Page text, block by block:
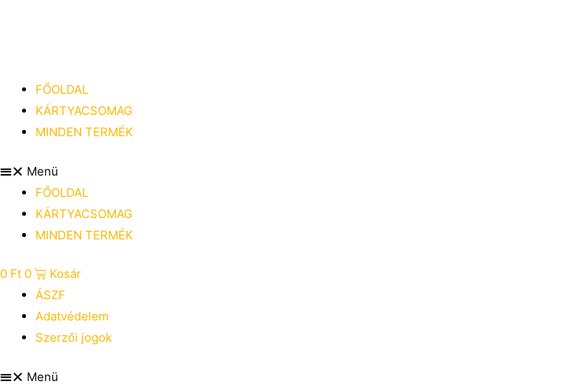
FŐOLDAL
KÁRTYACSOMAG
MINDEN TERMÉK
Menü
FŐOLDAL
KÁRTYACSOMAG
MINDEN TERMÉK
0 Ft 0
Kosár
ÁSZF
Adatvédelem
Szerzői jogok
Menü